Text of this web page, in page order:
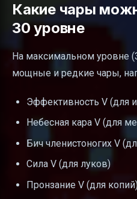
Какие чары
30 уровне
На максимальном уровне
мощные и редкие чары,
Эффективность V (для
Небесная кара V (для
Бич членистоногих V
Сила V (для луков)
Пронзание V (для